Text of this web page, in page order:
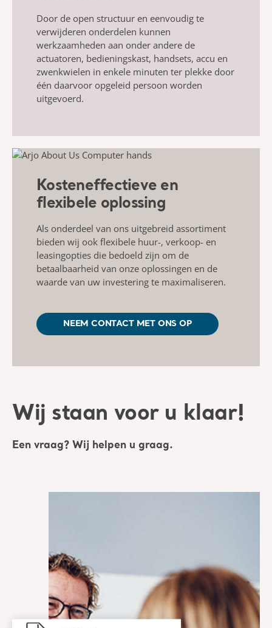
Door de open structuur en eenvoudig te
verwijderen onderdelen kunnen
werkzaamheden aan onder andere de
actuatoren, bedieningskast, handsets, accu en
zwenkwielen in enkele minuten ter plekke door
één daarvoor opgeleid persoon worden
uitgevoerd.
Kosteneffectieve en
flexibele oplossing
Als onderdeel van ons uitgebreid assortiment
bieden wij ook flexibele huur-, verkoop- en
leasingopties die bedoeld zijn om de
betaalbaarheid van onze oplossingen en de
waarde van uw investering te maximaliseren.
NEEM CONTACT MET ONS OP
Wij staan voor u klaar!
Een vraag? Wij helpen u graag.